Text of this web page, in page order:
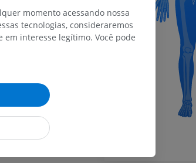
do membro inferior
PREMIUM
IRM do joelho
PREMIUM
momento acessando nossa
tecnologias, consideraremos
em interesse legítimo. Você pode